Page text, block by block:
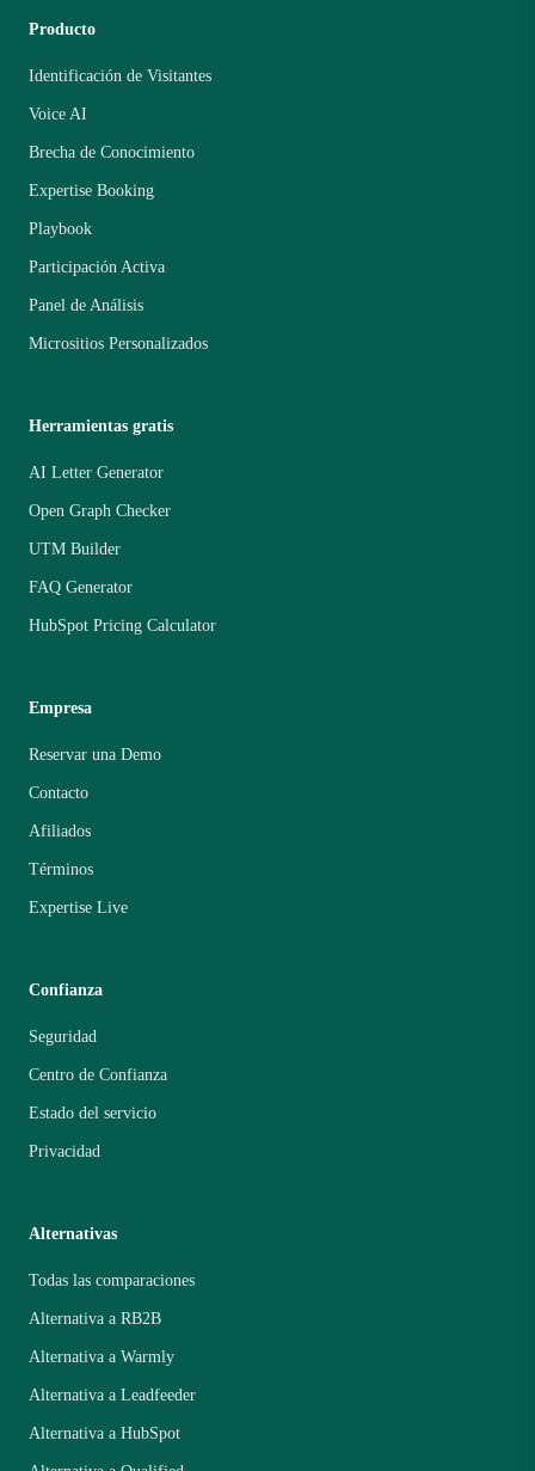
Producto
Identificación de Visitantes
Voice AI
Brecha de Conocimiento
Expertise Booking
Playbook
Participación Activa
Panel de Análisis
Micrositios Personalizados
Herramientas gratis
AI Letter Generator
Open Graph Checker
UTM Builder
FAQ Generator
HubSpot Pricing Calculator
Empresa
Reservar una Demo
Contacto
Afiliados
Términos
Expertise Live
Confianza
Seguridad
Centro de Confianza
Estado del servicio
Privacidad
Alternativas
Todas las comparaciones
Alternativa a RB2B
Alternativa a Warmly
Alternativa a Leadfeeder
Alternativa a HubSpot